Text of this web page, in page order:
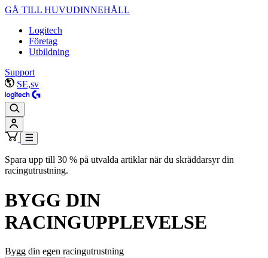
GÅ TILL HUVUDINNEHÅLL
Logitech
Företag
Utbildning
Support
SE,sv
Spara upp till 30 % på utvalda artiklar när du skräddarsyr din
racingutrustning.
BYGG DIN
RACINGUPPLEVELSE
Bygg din egen racingutrustning